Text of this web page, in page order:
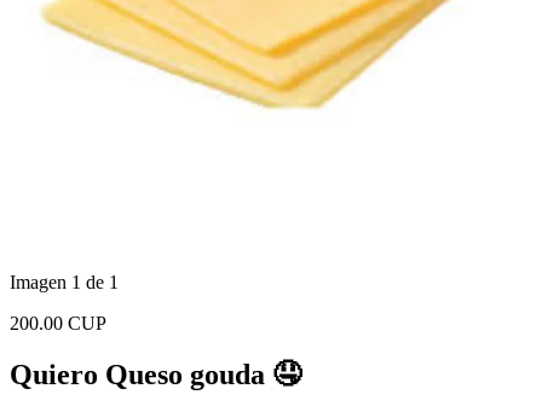
Imagen 1 de 1
200.00 CUP
Quiero Queso gouda 🤤